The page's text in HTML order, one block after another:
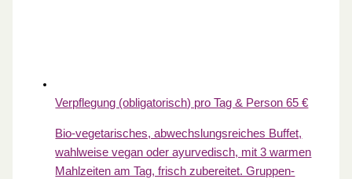
Verpflegung (obligatorisch) pro Tag & Person65 €
Bio-vegetarisches, abwechslungsreiches Buffet,
wahlweise vegan oder ayurvedisch, mit 3 warmen
Mahlzeiten am Tag, frisch zubereitet. Gruppen-